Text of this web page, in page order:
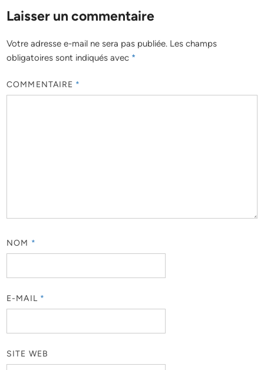
Laisser un commentaire
Votre adresse e-mail ne sera pas publiée. Les champs
obligatoires sont indiqués avec *
COMMENTAIRE *
NOM *
E-MAIL *
SITE WEB